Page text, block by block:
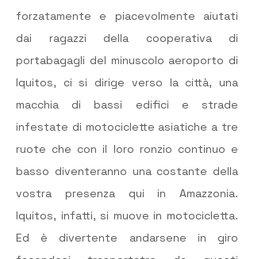
forzatamente e piacevolmente aiutati
dai ragazzi della cooperativa di
portabagagli del minuscolo aeroporto di
Iquitos, ci si dirige verso la città, una
macchia di bassi edifici e strade
infestate di motociclette asiatiche a tre
ruote che con il loro ronzio continuo e
basso diventeranno una costante della
vostra presenza qui in Amazzonia.
Iquitos, infatti, si muove in motocicletta.
Ed è divertente andarsene in giro